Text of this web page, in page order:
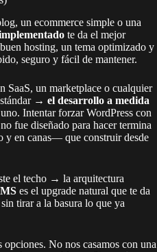
un ecommerce simple o una
te da el mejor
hosting, un tema optimizado y
seguro y fácil de mantener.
SaaS, un marketplace o cualquier
→ el desarrollo a medida
Intentar forzar WordPress con
fue diseñado para hacer termina
y en canas— que construir desde
el techo → la arquitectura
es el upgrade natural que te da
tirar a la basura lo que ya
No nos casamos con una